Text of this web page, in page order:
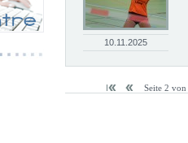
10.11.2025
Seite 2 von